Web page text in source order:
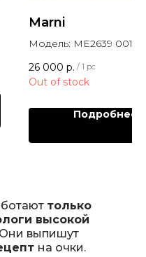
Marni
Модель: ME2639 001
26 000 р. / 1 pc
Out of stock
Подробнее
только
высокой
Они выпишут
на очки.